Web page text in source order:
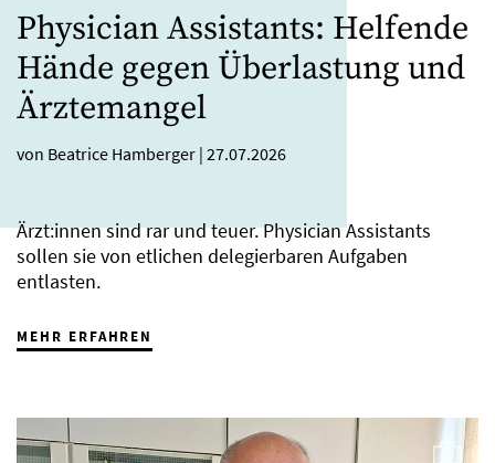
Physician Assistants: Helfende
Hände gegen Überlastung und
Ärztemangel
von Beatrice Hamberger | 27.07.2026
Ärzt:innen sind rar und teuer. Physician Assistants
sollen sie von etlichen delegierbaren Aufgaben
entlasten.
MEHR ERFAHREN